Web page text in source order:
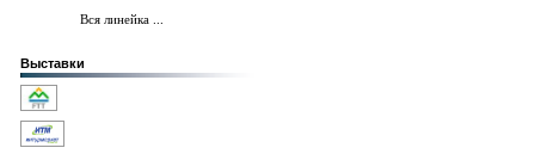
Вся линейка ...
Выставки